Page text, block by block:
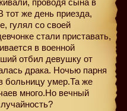
же день приезда,
гулял со своей
стали приставать,
в военной
отбил девушку от
драка. Ночью парня
больницу умер.Та же
много.Но вечный